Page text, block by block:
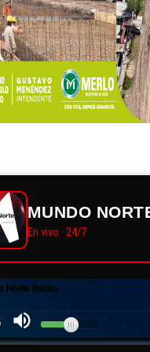
MUNDO
En vivo · 24/7